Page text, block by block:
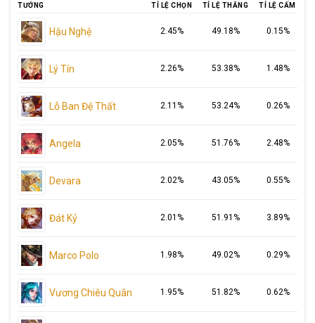
TƯỚNG TỈ LỆ CHỌN TỈ LỆ THẮNG TỈ LỆ CẤM
Hậu Nghệ 2.45% 49.18% 0.15%
Lý Tín 2.26% 53.38% 1.48%
Lỗ Ban Đệ Thất 2.11% 53.24% 0.26%
Angela 2.05% 51.76% 2.48%
Devara 2.02% 43.05% 0.55%
Đát Kỷ 2.01% 51.91% 3.89%
Marco Polo 1.98% 49.02% 0.29%
Vương Chiêu Quân 1.95% 51.82% 0.62%